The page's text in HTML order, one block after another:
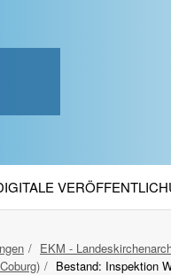
EKM -
Bestand: Inspektion